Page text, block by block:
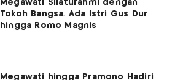
Megawati Silaturahmi dengan
Tokoh Bangsa, Ada Istri Gus Dur
hingga Romo Magnis
Megawati hingga Pramono Hadiri